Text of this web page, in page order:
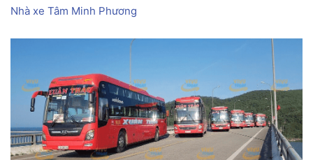
Nhà xe Tâm Minh Phương